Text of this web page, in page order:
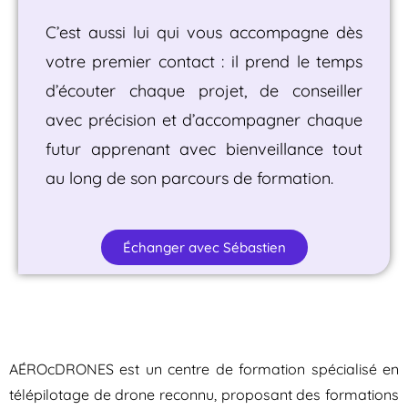
C’est aussi lui qui vous accompagne dès
votre premier contact : il prend le temps
d’écouter chaque projet, de conseiller
avec précision et d’accompagner chaque
futur apprenant avec bienveillance tout
au long de son parcours de formation.
Échanger avec Sébastien
AÉROcDRONES est un centre de formation spécialisé en
télépilotage de drone reconnu, proposant des formations